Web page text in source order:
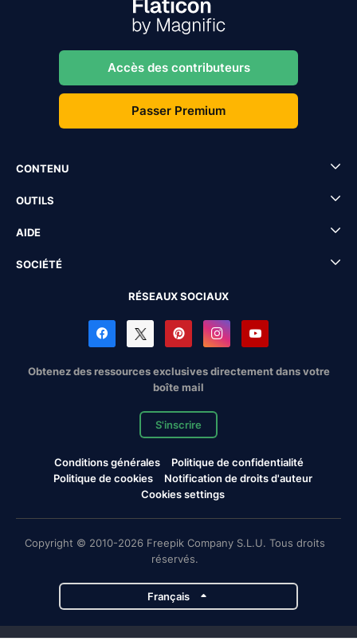
Accès des contributeurs
Passer Premium
CONTENU
OUTILS
AIDE
SOCIÉTÉ
RÉSEAUX SOCIAUX
Obtenez des ressources exclusives directement dans votre
boîte mail
S'inscrire
Conditions générales
Politique de confidentialité
Politique de cookies
Notification de droits d'auteur
Cookies settings
Copyright © 2010-2026 Freepik Company S.L.U. Tous droits
réservés.
Français